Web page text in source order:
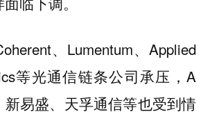
、Lumentum、Applied
等光通信链条公司承压，A
新易盛、天孚通信等也受到情